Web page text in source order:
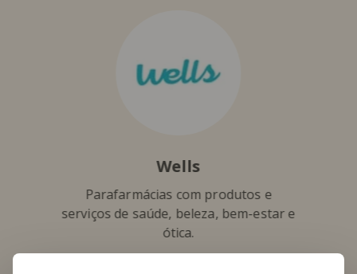
Wells
Parafarmácias com produtos e
serviços de saúde, beleza, bem-estar e
ótica.